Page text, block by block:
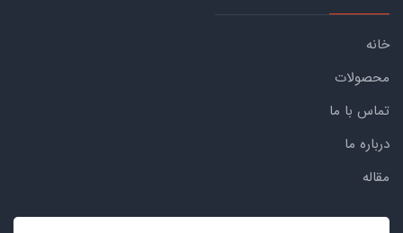
خانه
محصولات
تماس با ما
درباره ما
مقاله